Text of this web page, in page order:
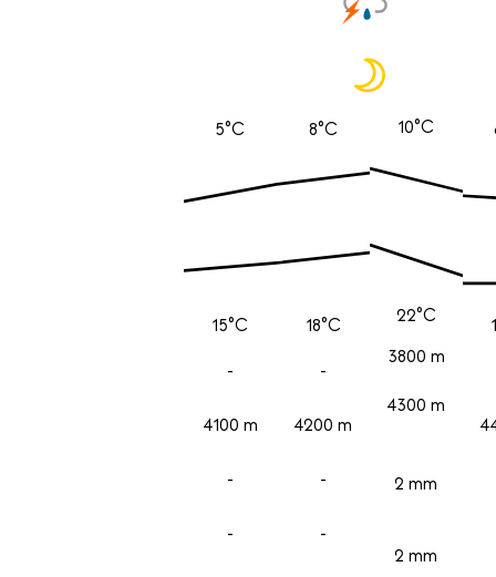
5°C
15°C
-
4100 m
-
-
8°C
18°C
-
4200 m
-
-
10°C
22°C
3800 m
4300 m
2 mm
2 mm